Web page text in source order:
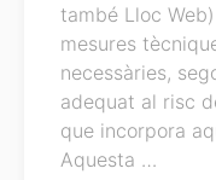
també Lloc
mesures
necessàries,
adequat al risc
que incorpora
Aquesta …